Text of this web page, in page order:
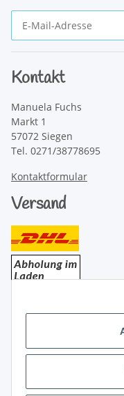
Kontakt
Manuela Fuchs
Markt 1
57072 Siegen
Tel. 0271/38778695
Kontaktformular
Versand